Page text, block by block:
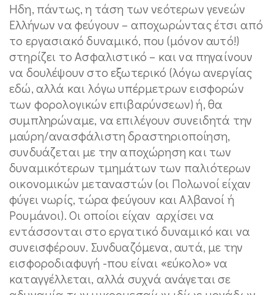
Ηδη, πάντως, η τάση των νεότερων γενεών
Ελλήνων να φεύγουν – αποχωρώντας έτσι από
το εργασιακό δυναμικό, που (μόνον αυτό!)
στηρίζει το Ασφαλιστικό – και να πηγαίνουν
να δουλέψουν στο εξωτερικό (λόγω ανεργίας
εδώ, αλλά και λόγω υπέρμετρων εισφορών
των φορολογικών επιβαρύνσεων) ή, θα
συμπληρώναμε, να επιλέγουν συνειδητά την
μαύρη/ανασφάλιστη δραστηριοποίηση,
συνδυάζεται με την αποχώρηση και των
δυναμικότερων τμημάτων των παλιότερων
οικονομικών μεταναστών (οι Πολωνοί είχαν
φύγει νωρίς, τώρα φεύγουν και Αλβανοί ή
Ρουμάνοι). Οι οποίοι είχαν αρχίσει να
εντάσσονται στο εργατικό δυναμικό και να
συνεισφέρουν. Συνδυαζόμενα, αυτά, με την
εισφοροδιαφυγή -που είναι «εύκολο» να
καταγγέλλεται, αλλά συχνά ανάγεται σε